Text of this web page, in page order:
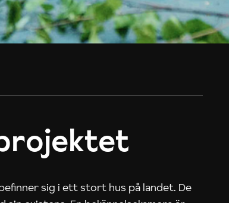
sig i ett stort hus på landet. De